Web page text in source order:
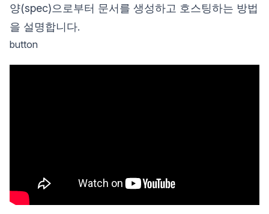
양(spec)으로부터 문서를 생성하고 호스팅하는 방법
을 설명합니다.
button